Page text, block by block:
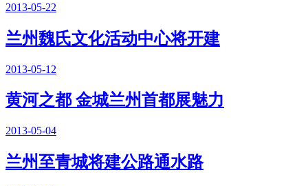
2013-05-22
兰州魏氏文化活动中心将开建
2013-05-12
黄河之都 金城兰州首都展魅力
2013-05-04
兰州至青城将建公路通水路